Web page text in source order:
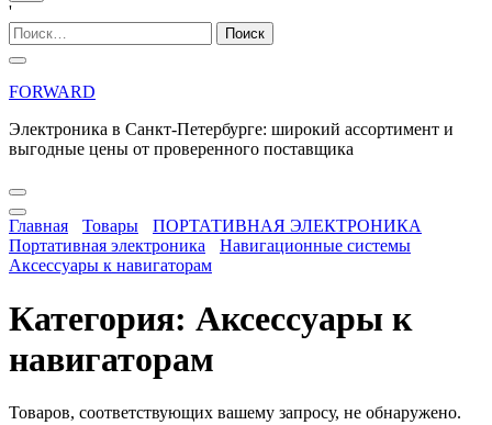
'
Найти:
FORWARD
Электроника в Санкт-Петербурге: широкий ассортимент и
выгодные цены от проверенного поставщика
Главная Товары
ПОРТАТИВНАЯ ЭЛЕКТРОНИКА
Портативная электроника
Навигационные системы
Аксессуары к навигаторам
Категория: Аксессуары к
навигаторам
Товаров, соответствующих вашему запросу, не обнаружено.